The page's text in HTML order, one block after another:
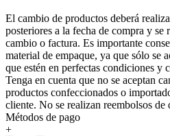
El cambio de productos deberá
posteriores a la fecha de compra y se
cambio o factura. Es importante
material de empaque, ya que sólo se
que estén en perfectas condiciones y
Tenga en cuenta que no se aceptan
productos confeccionados o
cliente. No se realizan reembolsos de
Métodos de pago
+